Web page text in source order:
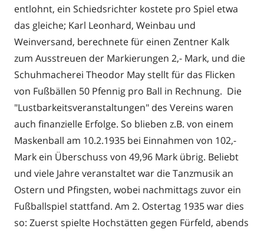
entlohnt, ein Schiedsrichter kostete pro Spiel etwa
das gleiche; Karl Leonhard, Weinbau und
Weinversand, berechnete für einen Zentner Kalk
zum Ausstreuen der Markierungen 2,- Mark, und die
Schuhmacherei Theodor May stellt für das Flicken
von Fußbällen 50 Pfennig pro Ball in Rechnung. Die
"Lustbarkeitsveranstaltungen" des Vereins waren
auch finanzielle Erfolge. So blieben z.B. von einem
Maskenball am 10.2.1935 bei Einnahmen von 102,-
Mark ein Überschuss von 49,96 Mark übrig. Beliebt
und viele Jahre veranstaltet war die Tanzmusik an
Ostern und Pfingsten, wobei nachmittags zuvor ein
Fußballspiel stattfand. Am 2. Ostertag 1935 war dies
so: Zuerst spielte Hochstätten gegen Fürfeld, abends